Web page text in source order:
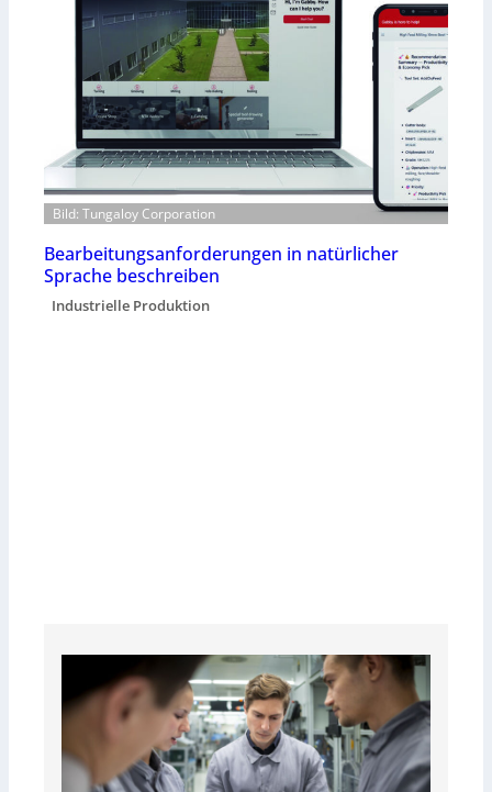
Bild: Tungaloy Corporation
Bearbeitungsanforderungen in natürlicher
Sprache beschreiben
Industrielle Produktion